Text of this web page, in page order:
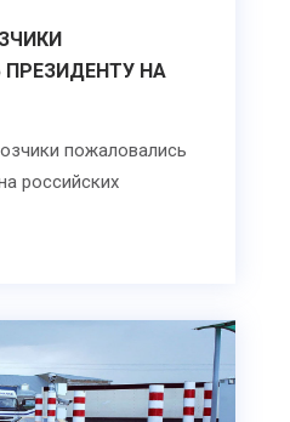
НА
пожаловались
российских